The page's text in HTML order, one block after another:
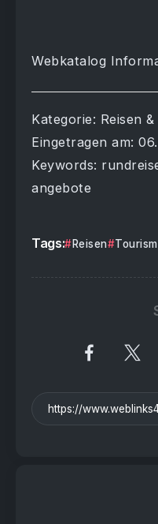
Webkatalog
Kategorie: Reisen
Eingetragen am:
Keywords:
angebote
Tags: Reisen